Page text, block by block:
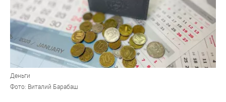
Деньги
Фото: Виталий Барабаш